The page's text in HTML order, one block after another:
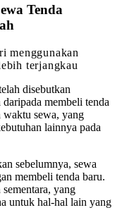
Tenda
menggunakan
terjangkau
disebutkan
membeli tenda
waktu sewa, yang
lainnya pada
sebelumnya, sewa
membeli tenda baru.
yang
untuk hal-hal lain yang